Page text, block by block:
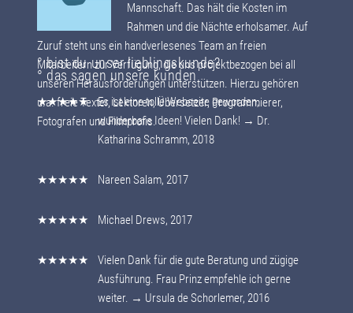
Mannschaft. Das hält die Kosten im
Rahmen und die Nächte erholsamer. Auf
Zuruf steht uns ein handverlesenes Team an freien
Mitarbeitern zur Verfügung, die uns pro­jektbe­zo­gen bei all
unseren Heraus­for­de­run­gen unter­stüt­zen. Hierzu gehören
u.a. freie Texter, Lektoren, Übersetzer, Programmierer,
Fotografen und Filmprofis.
° das sagen unsere kunden
★★★★★
Es ist eine tolle Webseite geworden,
wunderbare Ideen! Vielen Dank! → Dr.
Katharina Schramm, 2018
★★★★★ Nareen Salam, 2017
★★★★★ Michael Drews, 2017
★★★★★
Vielen Dank für die gute Beratung und zügige
Ausführung. Frau Prinz empfehle ich gerne
weiter. → Ursula de Schorlemer, 2016
° bist du unser lieblingskunde?